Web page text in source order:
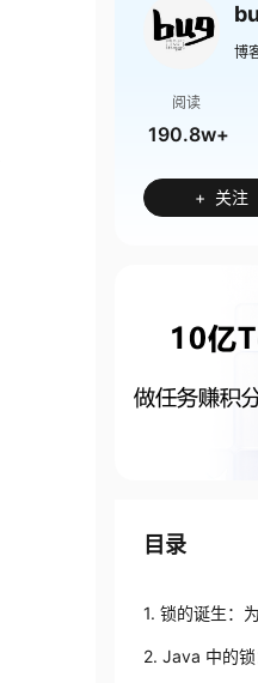
博
阅读
190.8w+
+ 关注
目录
1. 锁的诞生：
2. Java 中的